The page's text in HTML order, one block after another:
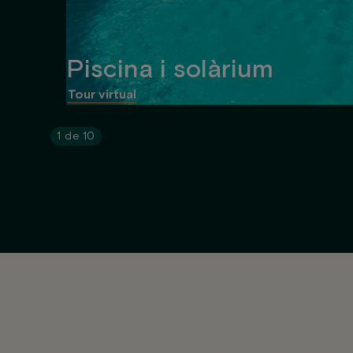
Piscina i solàrium
Tour virtual
1 de 10